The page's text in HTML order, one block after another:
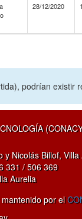
28/12/2020
podrían existir
y Nicolás Billof, Villa
331 / 506 369
Aurelia
por el